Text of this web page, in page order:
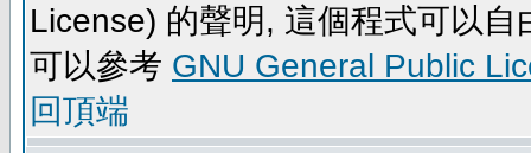
License) 的聲明, 這個程式可以
可以參考 GNU General Public
回頂端